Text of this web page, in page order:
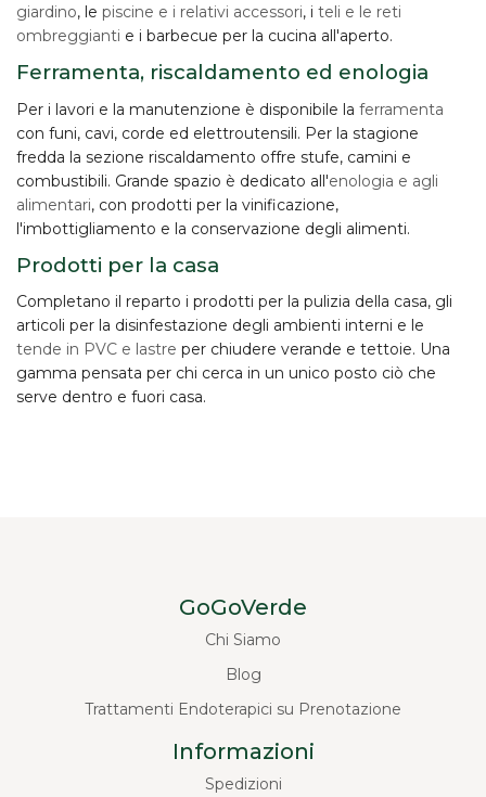
giardino, le piscine e i relativi accessori, i teli e le reti
ombreggianti e i barbecue per la cucina all'aperto.
Ferramenta, riscaldamento ed enologia
Per i lavori e la manutenzione è disponibile la ferramenta
con funi, cavi, corde ed elettroutensili. Per la stagione
fredda la sezione riscaldamento offre stufe, camini e
combustibili. Grande spazio è dedicato all'enologia e agli
alimentari, con prodotti per la vinificazione,
l'imbottigliamento e la conservazione degli alimenti.
Prodotti per la casa
Completano il reparto i prodotti per la pulizia della casa, gli
articoli per la disinfestazione degli ambienti interni e le
tende in PVC e lastre per chiudere verande e tettoie. Una
gamma pensata per chi cerca in un unico posto ciò che
serve dentro e fuori casa.
GoGoVerde
Chi Siamo
Blog
Trattamenti Endoterapici su Prenotazione
Informazioni
Spedizioni